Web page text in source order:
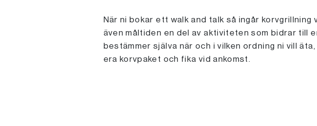
När ni bokar ett walk and talk så ingår
även måltiden en del av aktiviteten som bidrar till
bestämmer själva när och i vilken ordning ni vill
era korvpaket och fika vid ankomst.